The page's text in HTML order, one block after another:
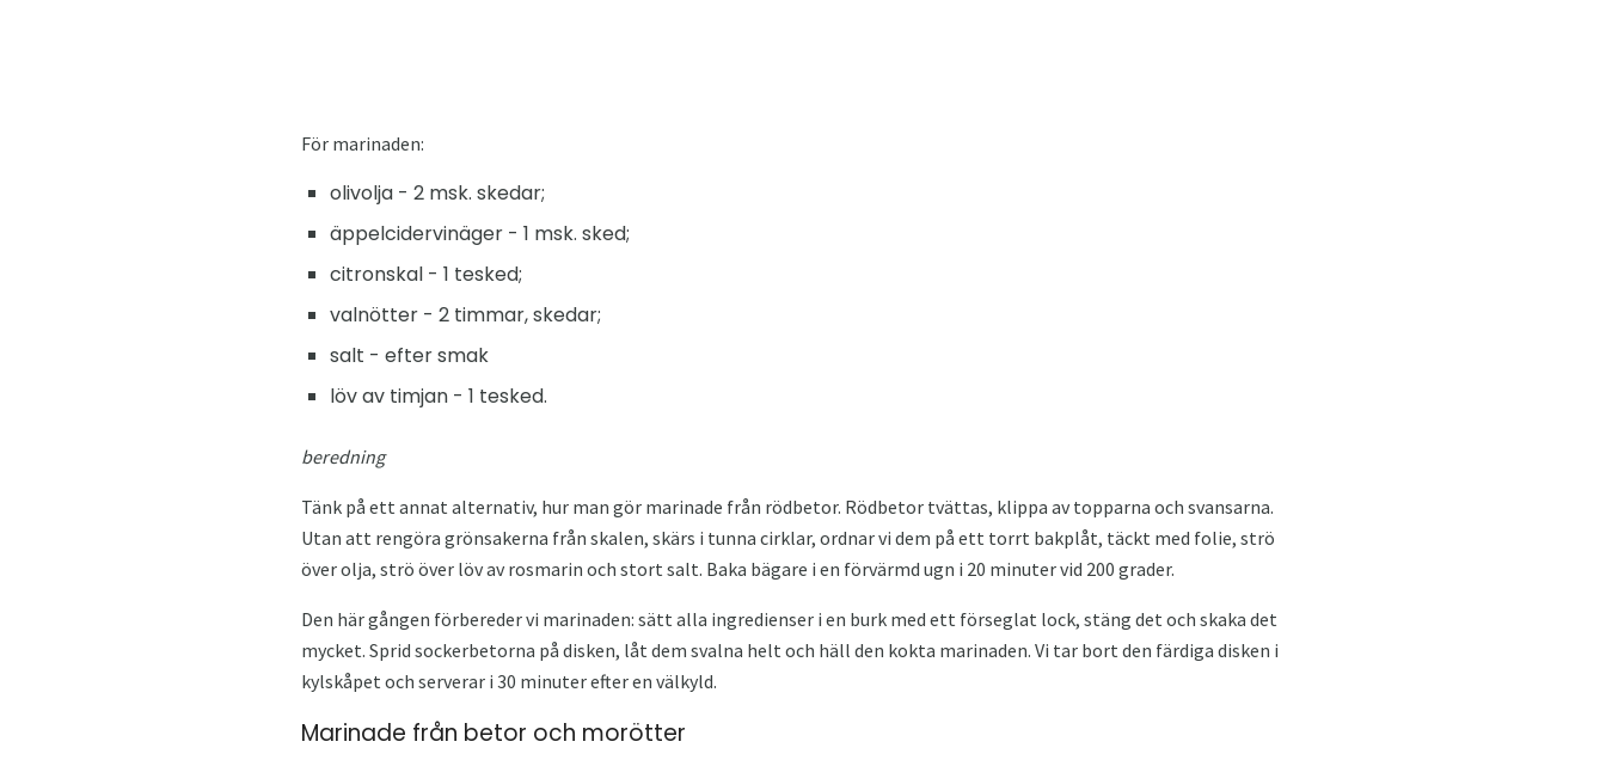
För marinaden:
olivolja - 2 msk. skedar;
äppelcidervinäger - 1 msk. sked;
citronskal - 1 tesked;
valnötter - 2 timmar, skedar;
salt - efter smak
löv av timjan - 1 tesked.
beredning
Tänk på ett annat alternativ, hur man gör marinade från rödbetor. Rödbetor tvättas, klippa av topparna och svansarna.
Utan att rengöra grönsakerna från skalen, skärs i tunna cirklar, ordnar vi dem på ett torrt bakplåt, täckt med folie, strö
över olja, strö över löv av rosmarin och stort salt. Baka bägare i en förvärmd ugn i 20 minuter vid 200 grader.
Den här gången förbereder vi marinaden: sätt alla ingredienser i en burk med ett förseglat lock, stäng det och skaka det
mycket. Sprid sockerbetorna på disken, låt dem svalna helt och häll den kokta marinaden. Vi tar bort den färdiga disken i
kylskåpet och serverar i 30 minuter efter en välkyld.
Marinade från betor och morötter